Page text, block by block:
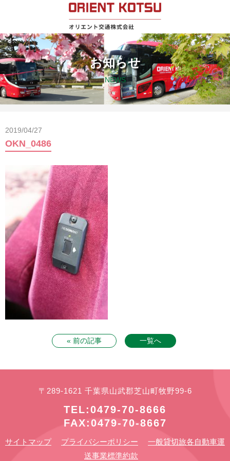
お知らせ
NEWS
2019/04/27
OKN_0486
« 前の記事 一覧へ
〒289-1621 千葉県山武郡芝山町牧野99-6
TEL:0479-70-8666
FAX:0479-70-8667
サイトマップ プライバシーポリシー
一般貸切旅各自動車運
送事業標準約款